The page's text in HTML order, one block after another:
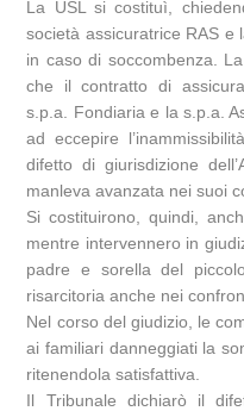
La USL si costituì,
società assicuratrice RAS e
in caso di soccombenza.
che il contratto di
s.p.a. Fondiaria e la s.p.a.
ad eccepire
difetto di giurisdizione
manleva avanzata nei suoi
Si costituirono, quindi,
mentre intervennero in
padre e sorella del
risarcitoria anche nei
Nel corso del giudizio, le
ai familiari danneggiati la
ritenendola satisfattiva.
Il Tribunale dichiarò il